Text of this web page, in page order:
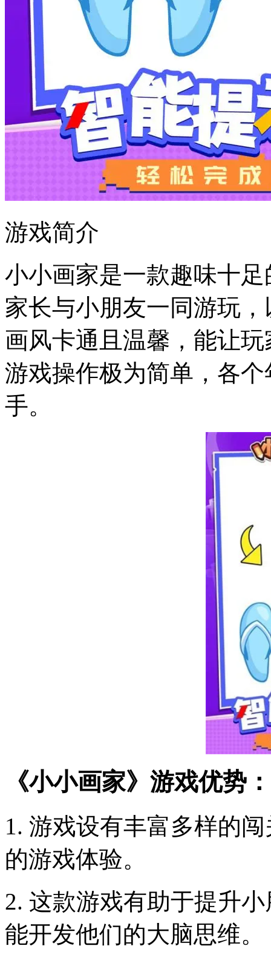
游戏简介
小小画家是一款趣味十
家长与小朋友一同游玩
画风卡通且温馨，能让
游戏操作极为简单，各
手。
《小小画家》游戏优势：
1. 游戏设有丰富多样的
的游戏体验。
2. 这款游戏有助于提升
能开发他们的大脑思维。